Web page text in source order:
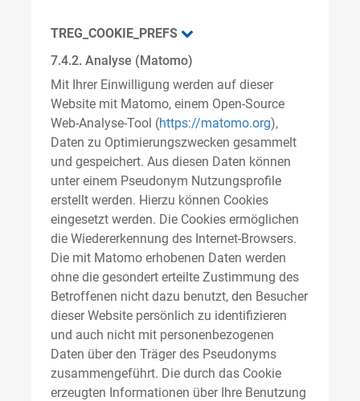
TREG_COOKIE_PREFS
7.4.2. Analyse (Matomo)
Mit Ihrer Einwilligung werden auf dieser
Website mit Matomo, einem Open-Source
Web-Analyse-Tool (https://matomo.org),
Daten zu Optimierungszwecken gesammelt
und gespeichert. Aus diesen Daten können
unter einem Pseudonym Nutzungsprofile
erstellt werden. Hierzu können Cookies
eingesetzt werden. Die Cookies ermöglichen
die Wiedererkennung des Internet-Browsers.
Die mit Matomo erhobenen Daten werden
ohne die gesondert erteilte Zustimmung des
Betroffenen nicht dazu benutzt, den Besucher
dieser Website persönlich zu identifizieren
und auch nicht mit personenbezogenen
Daten über den Träger des Pseudonyms
zusammengeführt. Die durch das Cookie
erzeugten Informationen über Ihre Benutzung